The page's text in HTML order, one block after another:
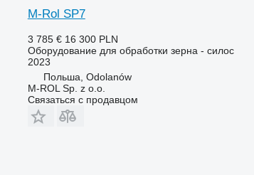
M-Rol SP7
3 785 € 16 300 PLN
Оборудование для обработки зерна - силос
2023
Польша, Odolanów
M-ROL Sp. z o.o.
Связаться с продавцом